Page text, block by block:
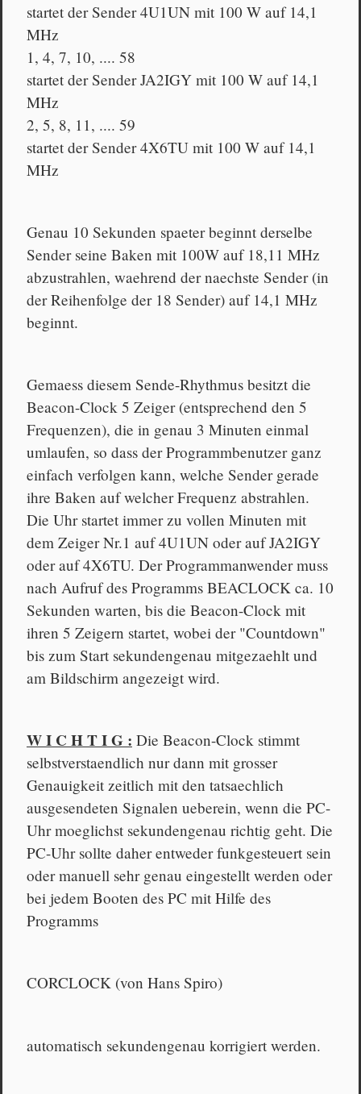
startet der Sender 4U1UN mit 100 W auf 14,1
MHz
1, 4, 7, 10, .... 58
startet der Sender JA2IGY mit 100 W auf 14,1
MHz
2, 5, 8, 11, .... 59
startet der Sender 4X6TU mit 100 W auf 14,1
MHz
Genau 10 Sekunden spaeter beginnt derselbe
Sender seine Baken mit 100W auf 18,11 MHz
abzustrahlen, waehrend der naechste Sender (in
der Reihenfolge der 18 Sender) auf 14,1 MHz
beginnt.
Gemaess diesem Sende-Rhythmus besitzt die
Beacon-Clock 5 Zeiger (entsprechend den 5
Frequenzen), die in genau 3 Minuten einmal
umlaufen, so dass der Programmbenutzer ganz
einfach verfolgen kann, welche Sender gerade
ihre Baken auf welcher Frequenz abstrahlen.
Die Uhr startet immer zu vollen Minuten mit
dem Zeiger Nr.1 auf 4U1UN oder auf JA2IGY
oder auf 4X6TU. Der Programmanwender muss
nach Aufruf des Programms BEACLOCK ca. 10
Sekunden warten, bis die Beacon-Clock mit
ihren 5 Zeigern startet, wobei der "Countdown"
bis zum Start sekundengenau mitgezaehlt und
am Bildschirm angezeigt wird.
W I C H T I G : Die Beacon-Clock stimmt
selbstverstaendlich nur dann mit grosser
Genauigkeit zeitlich mit den tatsaechlich
ausgesendeten Signalen ueberein, wenn die PC-
Uhr moeglichst sekundengenau richtig geht. Die
PC-Uhr sollte daher entweder funkgesteuert sein
oder manuell sehr genau eingestellt werden oder
bei jedem Booten des PC mit Hilfe des
Programms
CORCLOCK (von Hans Spiro)
automatisch sekundengenau korrigiert werden.